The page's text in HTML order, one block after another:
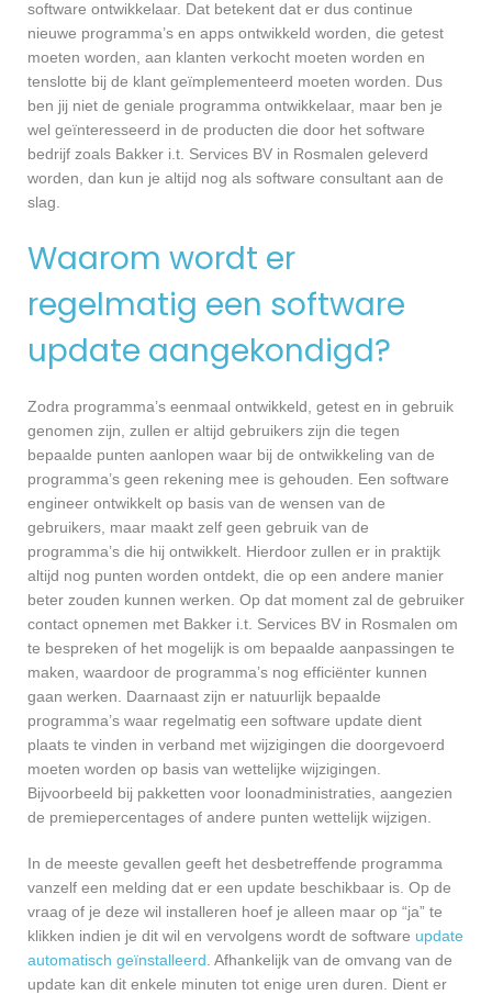
software ontwikkelaar. Dat betekent dat er dus continue
nieuwe programma’s en apps ontwikkeld worden, die getest
moeten worden, aan klanten verkocht moeten worden en
tenslotte bij de klant geïmplementeerd moeten worden. Dus
ben jij niet de geniale programma ontwikkelaar, maar ben je
wel geïnteresseerd in de producten die door het software
bedrijf zoals Bakker i.t. Services BV in Rosmalen geleverd
worden, dan kun je altijd nog als software consultant aan de
slag.
Waarom wordt er
regelmatig een software
update aangekondigd?
Zodra programma’s eenmaal ontwikkeld, getest en in gebruik
genomen zijn, zullen er altijd gebruikers zijn die tegen
bepaalde punten aanlopen waar bij de ontwikkeling van de
programma’s geen rekening mee is gehouden. Een software
engineer ontwikkelt op basis van de wensen van de
gebruikers, maar maakt zelf geen gebruik van de
programma’s die hij ontwikkelt. Hierdoor zullen er in praktijk
altijd nog punten worden ontdekt, die op een andere manier
beter zouden kunnen werken. Op dat moment zal de gebruiker
contact opnemen met Bakker i.t. Services BV in Rosmalen om
te bespreken of het mogelijk is om bepaalde aanpassingen te
maken, waardoor de programma’s nog efficiënter kunnen
gaan werken. Daarnaast zijn er natuurlijk bepaalde
programma’s waar regelmatig een software update dient
plaats te vinden in verband met wijzigingen die doorgevoerd
moeten worden op basis van wettelijke wijzigingen.
Bijvoorbeeld bij pakketten voor loonadministraties, aangezien
de premiepercentages of andere punten wettelijk wijzigen.
In de meeste gevallen geeft het desbetreffende programma
vanzelf een melding dat er een update beschikbaar is. Op de
vraag of je deze wil installeren hoef je alleen maar op “ja” te
klikken indien je dit wil en vervolgens wordt de software update
automatisch geïnstalleerd . Afhankelijk van de omvang van de
update kan dit enkele minuten tot enige uren duren. Dient er